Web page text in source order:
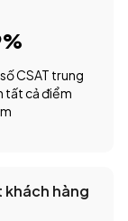
CSAT trung
tất cả điểm
khách hàng